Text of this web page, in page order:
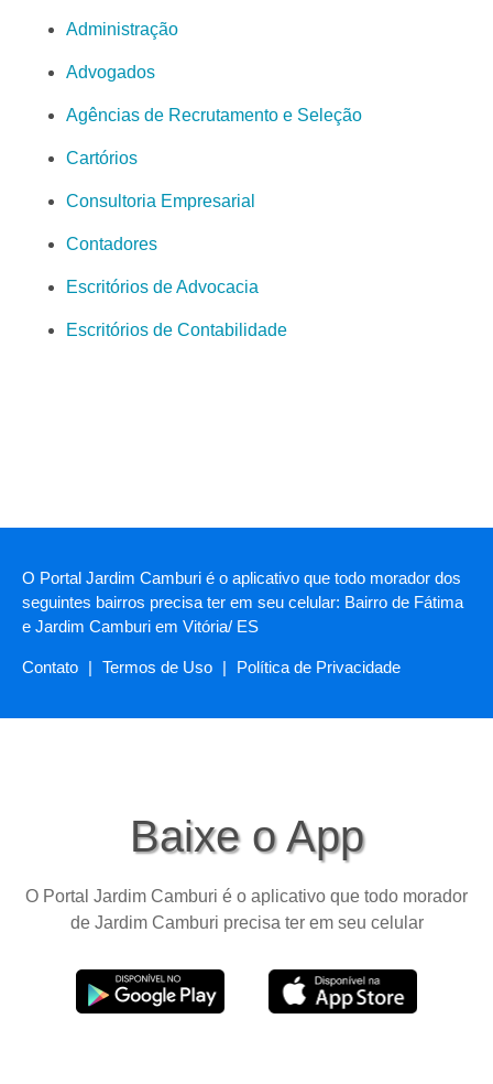
Administração
Advogados
Agências de Recrutamento e Seleção
Cartórios
Consultoria Empresarial
Contadores
Escritórios de Advocacia
Escritórios de Contabilidade
O Portal Jardim Camburi é o aplicativo que todo morador dos
seguintes bairros precisa ter em seu celular: Bairro de Fátima
e Jardim Camburi em Vitória/ ES
Contato | Termos de Uso | Política de Privacidade
Baixe o App
O Portal Jardim Camburi é o aplicativo que todo morador
de Jardim Camburi precisa ter em seu celular